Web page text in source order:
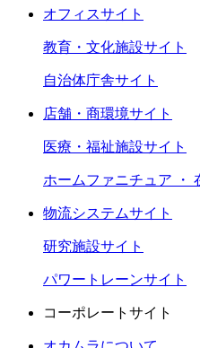
オフィスサイト
教育・文化施設サイト
自治体庁舎サイト
店舗・商環境サイト
医療・福祉施設サイト
ホームファニチュア ・
物流システムサイト
研究施設サイト
パワートレーンサイト
コーポレートサイト